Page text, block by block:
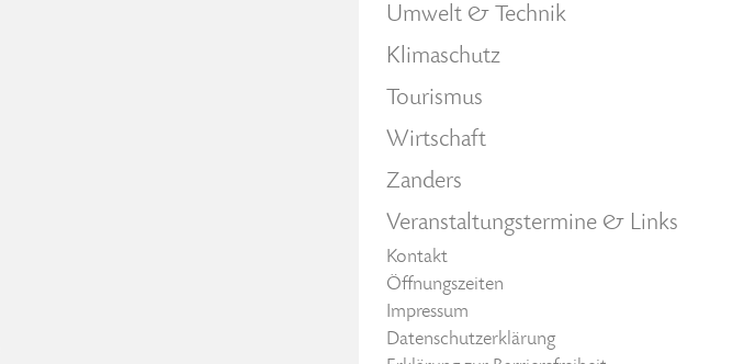
Umwelt & Technik
Klimaschutz
Tourismus
Wirtschaft
Zanders
Veranstaltungstermine & Links
Kontakt
Öffnungszeiten
Impressum
Datenschutzerklärung